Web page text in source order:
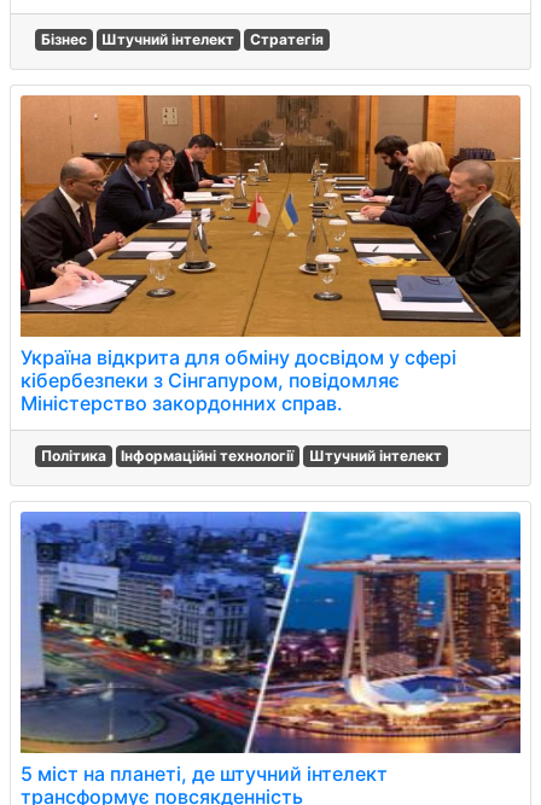
Бізнес Штучний інтелект Стратегія
Україна відкрита для обміну досвідом у сфері
кібербезпеки з Сінгапуром, повідомляє
Міністерство закордонних справ.
Політика Інформаційні технології Штучний інтелект
5 міст на планеті, де штучний інтелект
трансформує повсякденність